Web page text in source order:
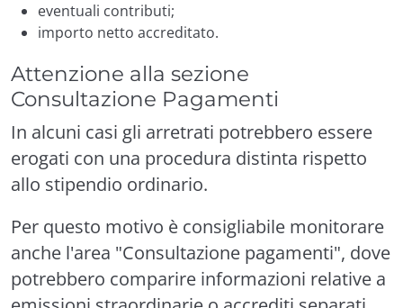
eventuali contributi;
importo netto accreditato.
Attenzione alla sezione
Consultazione Pagamenti
In alcuni casi gli arretrati potrebbero essere
erogati con una procedura distinta rispetto
allo stipendio ordinario.
Per questo motivo è consigliabile monitorare
anche l'area "Consultazione pagamenti", dove
potrebbero comparire informazioni relative a